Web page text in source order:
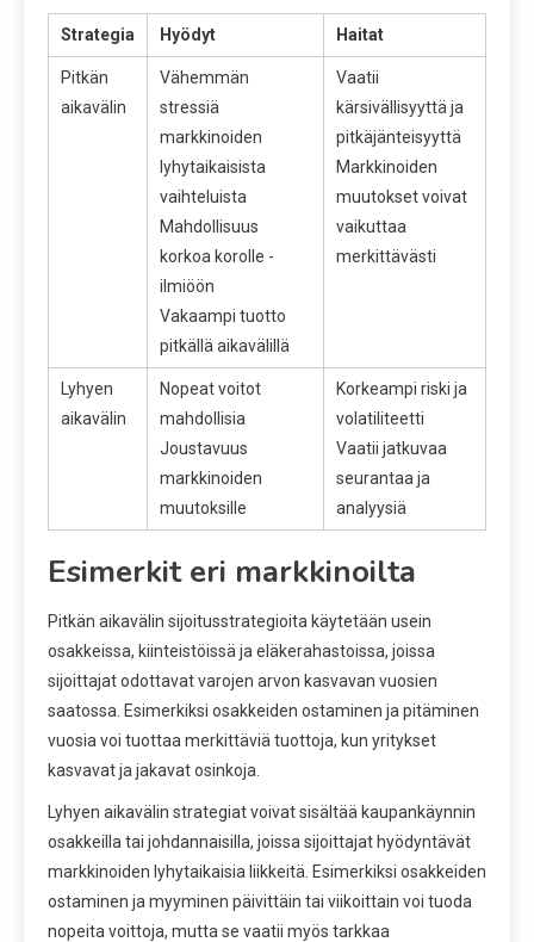
Strategia Hyödyt Haitat
Pitkän
aikavälin
Vähemmän
stressiä
markkinoiden
lyhytaikaisista
vaihteluista
Mahdollisuus
korkoa korolle -
ilmiöön
Vakaampi tuotto
pitkällä aikavälillä
Vaatii
kärsivällisyyttä ja
pitkäjänteisyyttä
Markkinoiden
muutokset voivat
vaikuttaa
merkittävästi
Lyhyen
aikavälin
Nopeat voitot
mahdollisia
Joustavuus
markkinoiden
muutoksille
Korkeampi riski ja
volatiliteetti
Vaatii jatkuvaa
seurantaa ja
analyysiä
Esimerkit eri markkinoilta
Pitkän aikavälin sijoitusstrategioita käytetään usein
osakkeissa, kiinteistöissä ja eläkerahastoissa, joissa
sijoittajat odottavat varojen arvon kasvavan vuosien
saatossa. Esimerkiksi osakkeiden ostaminen ja pitäminen
vuosia voi tuottaa merkittäviä tuottoja, kun yritykset
kasvavat ja jakavat osinkoja.
Lyhyen aikavälin strategiat voivat sisältää kaupankäynnin
osakkeilla tai johdannaisilla, joissa sijoittajat hyödyntävät
markkinoiden lyhytaikaisia liikkeitä. Esimerkiksi osakkeiden
ostaminen ja myyminen päivittäin tai viikoittain voi tuoda
nopeita voittoja, mutta se vaatii myös tarkkaa